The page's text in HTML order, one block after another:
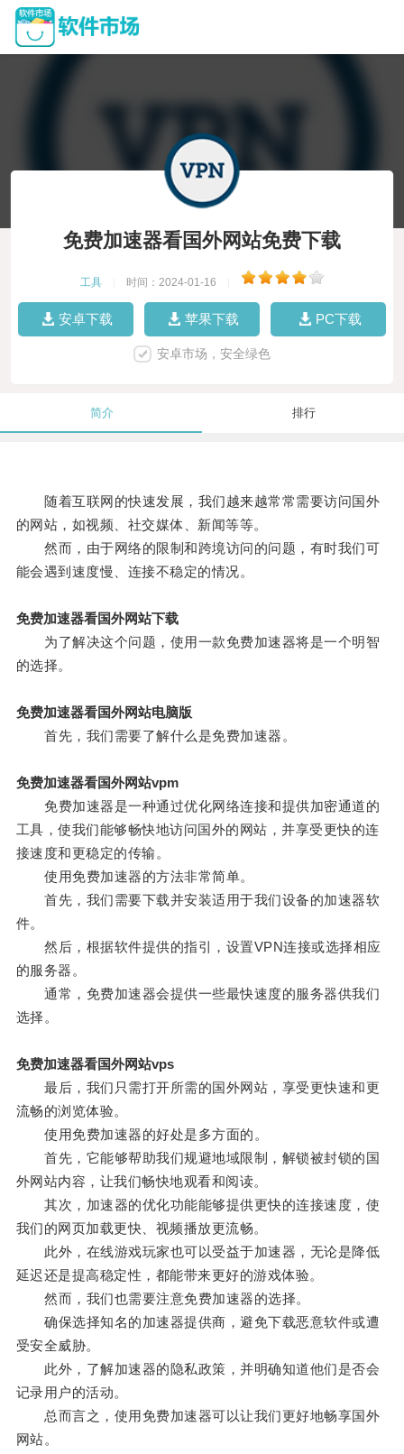
免费加速器看国外网站免费下载
工具 时间：2024-01-16
安卓下载 苹果下载 PC下载
安卓市场，安全绿色
简介 排行
随着互联网的快速发展，我们越来越常常需要访问国外
的网站，如视频、社交媒体、新闻等等。
然而，由于网络的限制和跨境访问的问题，有时我们可
能会遇到速度慢、连接不稳定的情况。
免费加速器看国外网站下载
为了解决这个问题，使用一款免费加速器将是一个明智
的选择。
免费加速器看国外网站电脑版
首先，我们需要了解什么是免费加速器。
免费加速器看国外网站vpm
免费加速器是一种通过优化网络连接和提供加密通道的
工具，使我们能够畅快地访问国外的网站，并享受更快的连
接速度和更稳定的传输。
使用免费加速器的方法非常简单。
首先，我们需要下载并安装适用于我们设备的加速器软
件。
然后，根据软件提供的指引，设置VPN连接或选择相应
的服务器。
通常，免费加速器会提供一些最快速度的服务器供我们
选择。
免费加速器看国外网站vps
最后，我们只需打开所需的国外网站，享受更快速和更
流畅的浏览体验。
使用免费加速器的好处是多方面的。
首先，它能够帮助我们规避地域限制，解锁被封锁的国
外网站内容，让我们畅快地观看和阅读。
其次，加速器的优化功能能够提供更快的连接速度，使
我们的网页加载更快、视频播放更流畅。
此外，在线游戏玩家也可以受益于加速器，无论是降低
延迟还是提高稳定性，都能带来更好的游戏体验。
然而，我们也需要注意免费加速器的选择。
确保选择知名的加速器提供商，避免下载恶意软件或遭
受安全威胁。
此外，了解加速器的隐私政策，并明确知道他们是否会
记录用户的活动。
总而言之，使用免费加速器可以让我们更好地畅享国外
网站。